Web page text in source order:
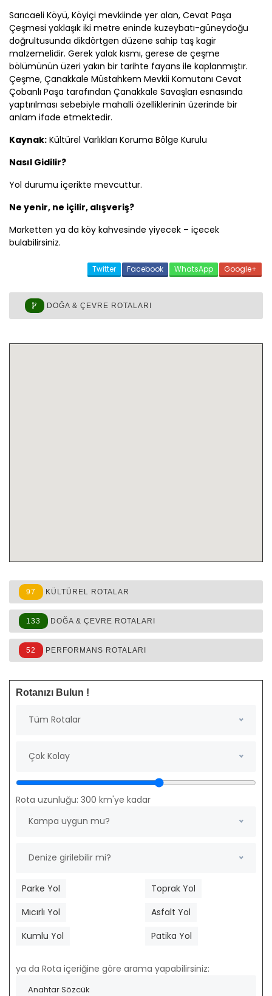
Sarıcaeli Köyü, Köyiçi mevkiinde yer alan, Cevat Paşa
Çeşmesi yaklaşık iki metre eninde kuzeybatı-güneydoğu
doğrultusunda dikdörtgen düzene sahip taş kagir
malzemelidir. Gerek yalak kısmı, gerese de çeşme
bölümünün üzeri yakın bir tarihte fayans ile kaplanmıştır.
Çeşme, Çanakkale Müstahkem Mevkii Komutanı Cevat
Çobanlı Paşa tarafından Çanakkale Savaşları esnasında
yaptırılması sebebiyle mahalli özelliklerinin üzerinde bir
anlam ifade etmektedir.
Kaynak: Kültürel Varlıkları Koruma Bölge Kurulu
Nasıl Gidilir?
Yol durumu içerikte mevcuttur.
Ne yenir, ne içilir, alışveriş?
Marketten ya da köy kahvesinde yiyecek – içecek
bulabilirsiniz.
Twitter Facebook WhatsApp Google+
DOĞA & ÇEVRE ROTALARI
97 KÜLTÜREL ROTALAR
133 DOĞA & ÇEVRE ROTALARI
52 PERFORMANS ROTALARI
Rotanızı Bulun !
Tüm Rotalar
Çok Kolay
Rota uzunluğu: 300 km'ye kadar
Kampa uygun mu?
Denize girilebilir mi?
Parke Yol
Toprak Yol
Mıcırlı Yol
Asfalt Yol
Kumlu Yol
Patika Yol
ya da Rota içeriğine göre arama yapabilirsiniz: